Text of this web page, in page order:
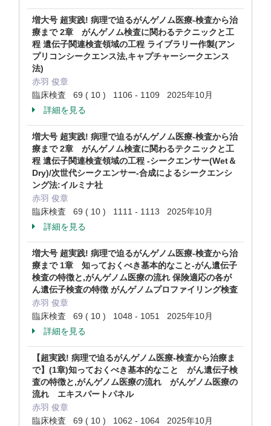
増大号 超実践! 病理で迫るがんゲノム医療-検査から治
療まで 2章 がんゲノム検査に関わるテクニックと工
程 遺伝子関連検査領域の工程 ライブラリー作製(アン
プリコンシークエンス法,キャプチャーシークエンス
法)
赤羽 俊章
臨床検査 69 ( 10 ) 1106 - 1109 2025年10月
詳細を見る
増大号 超実践! 病理で迫るがんゲノム医療-検査から治
療まで 2章 がんゲノム検査に関わるテクニックと工
程 遺伝子関連検査領域の工程 -シークエンサー(Wet＆
Dry)/次世代シークエンサー-合成によるシークエンシ
ング法:イルミナ社
赤羽 俊章
臨床検査 69 ( 10 ) 1111 - 1113 2025年10月
詳細を見る
増大号 超実践! 病理で迫るがんゲノム医療-検査から治
療まで 1章 知っておくべき基本的なこと-がん遺伝子
検査の特徴と,がんゲノム医療の流れ 保険適応の各が
ん遺伝子検査の特徴 がんゲノムプロファイリング検査
赤羽 俊章
臨床検査 69 ( 10 ) 1048 - 1051 2025年10月
詳細を見る
【超実践! 病理で迫るがんゲノム医療-検査から治療ま
で】(1章)知っておくべき基本的なこと がん遺伝子検
査の特徴と,がんゲノム医療の流れ がんゲノム医療の
流れ エキスパートパネル
赤羽 俊章
臨床検査 69 ( 10 ) 1062 - 1064 2025年10月